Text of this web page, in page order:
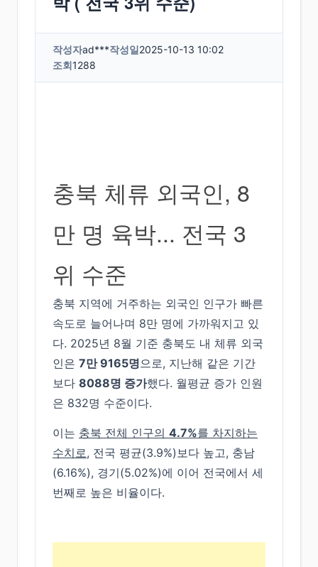
작성자ad***작성일2025-10-13 10:02
조회1288
충북 체류 외국인, 8
만 명 육박... 전국 3
위 수준
충북 지역에 거주하는 외국인 인구가 빠른
속도로 늘어나며 8만 명에 가까워지고 있
다. 2025년 8월 기준 충북도 내 체류 외국
인은 7만 9165명으로, 지난해 같은 기간
보다 8088명 증가했다. 월평균 증가 인원
은 832명 수준이다.
이는 충북 전체 인구의 4.7%를 차지하는
수치로, 전국 평균(3.9%)보다 높고, 충남
(6.16%), 경기(5.02%)에 이어 전국에서 세
번째로 높은 비율이다.